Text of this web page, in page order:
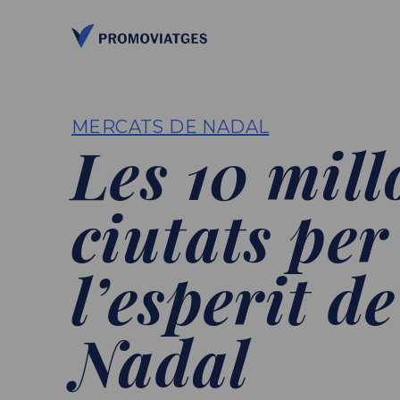
MERCATS DE NADAL
Les 10
ciutats
l’esperit de
Nadal